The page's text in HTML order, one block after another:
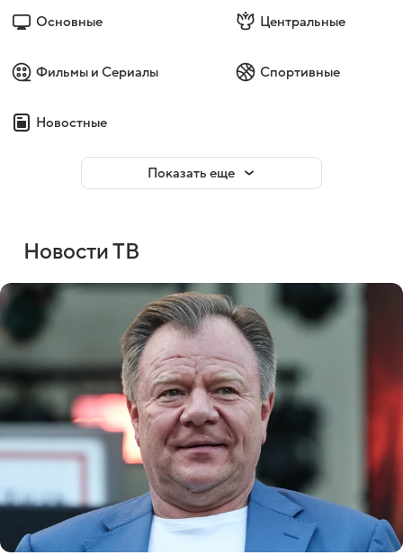
Основные Центральные
Фильмы и Сериалы Спортивные
Новостные
Показать еще
Новости ТВ